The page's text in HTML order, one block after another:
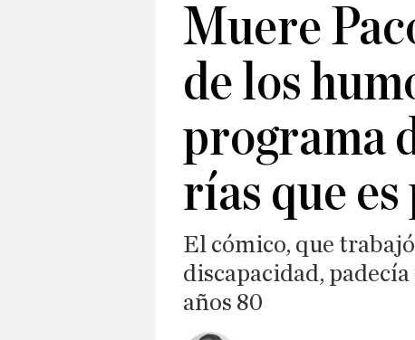
Muere
de los
programa
rías que
El cómico, que
discapacidad,
años 80